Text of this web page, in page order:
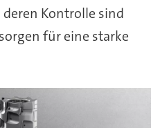
Kontrolle sind
für eine starke